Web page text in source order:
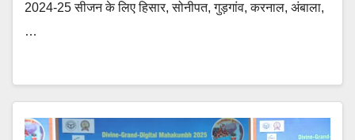
2024-25 सीजन के लिए हिसार, सोनीपत, गुड़गांव, करनाल, अंबाला,
…